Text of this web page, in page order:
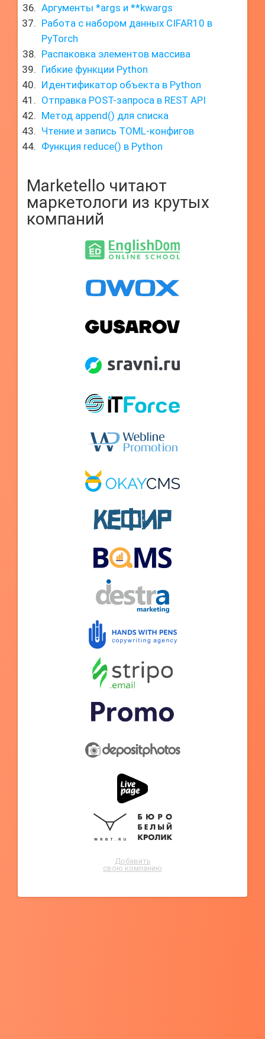
Аргументы *args и **kwargs
Работа с набором данных CIFAR10 в
PyTorch
Распаковка элементов массива
Гибкие функции Python
Идентификатор объекта в Python
Отправка POST-запроса в REST API
Метод append() для списка
Чтение и запись TOML-конфигов
Функция reduce() в Python
Marketello читают
маркетологи из крутых
компаний
Добавить
свою компанию